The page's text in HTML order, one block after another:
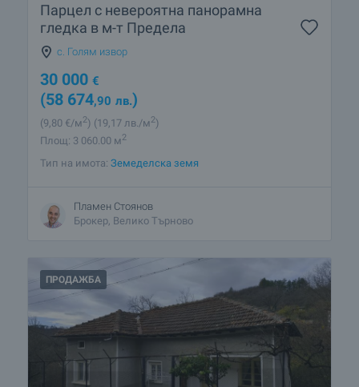
Парцел с невероятна панорамна
гледка в м-т Предела
с. Голям извор
30 000 €
(58 674,90 лв.)
(9 ,80 €/м2) (19 ,17 лв./м2)
Площ: 3 060.00 м2
Тип на имота: Земеделска земя
Пламен Стоянов
Брокер, Велико Търново
ПРОДАЖБА